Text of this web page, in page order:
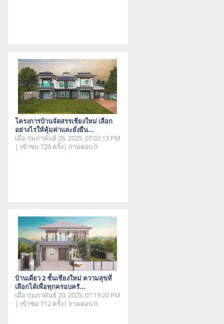
โครงการบ้านจัดสรรเชียงใหม่ เลือก
อย่างไรให้คุ้มค่าและยั่งยืน...
เมื่อ กุมภาพันธ์ 26, 2025, 07:02:13 PM
| เข้าชม 729 ครั้ง| ถามตอบ 0
บ้านเดี่ยว 2 ชั้นเชียงใหม่ ความสุขที่
เลือกได้เพื่อทุกครอบครั...
เมื่อ กุมภาพันธ์ 20, 2025, 07:19:20 PM
| เข้าชม 712 ครั้ง| ถามตอบ 0